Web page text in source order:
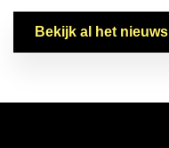
Bekijk al het nieuws